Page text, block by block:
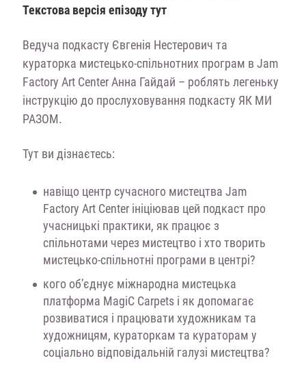
Текстова версія епізоду тут
Ведуча подкасту Євгенія Нестерович та
кураторка мистецько-спільнотних програм в Jam
Factory Art Center Анна Гайдай – роблять легеньку
інструкцію до прослуховування подкасту ЯК МИ
РАЗОМ.
Тут ви дізнаєтесь:
навіщо центр сучасного мистецтва Jam
Factory Art Center ініціював цей подкаст про
учасницькі практики, як працює з
спільнотами через мистецтво і хто творить
мистецько-спільнотні програми в центрі?
кого об’єднує міжнародна мистецька
платформа MagiC Carpets і як допомагає
розвиватися і працювати художникам та
художницям, кураторкам та кураторам у
соціально відповідальній галузі мистецтва?